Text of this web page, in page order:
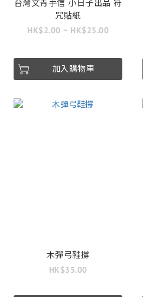
台灣文青手信 小日子出品 符
咒貼紙
HK$2.00 ~ HK$25.00
加入購物車
木彈弓鞋撐
HK$35.00